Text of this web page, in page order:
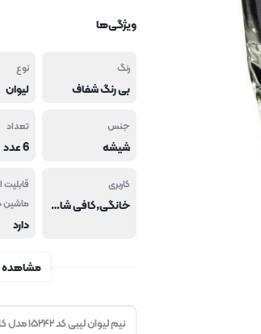
ویژگی‌ها
رنگ
بی رنگ شفاف
نوع
لیوان
جنس
شیشه
تعداد
6 عدد
کاربری
خانگی,کافی شاپ و فست فود,هتل و رستوران
قابلیت
ماشین
دارد